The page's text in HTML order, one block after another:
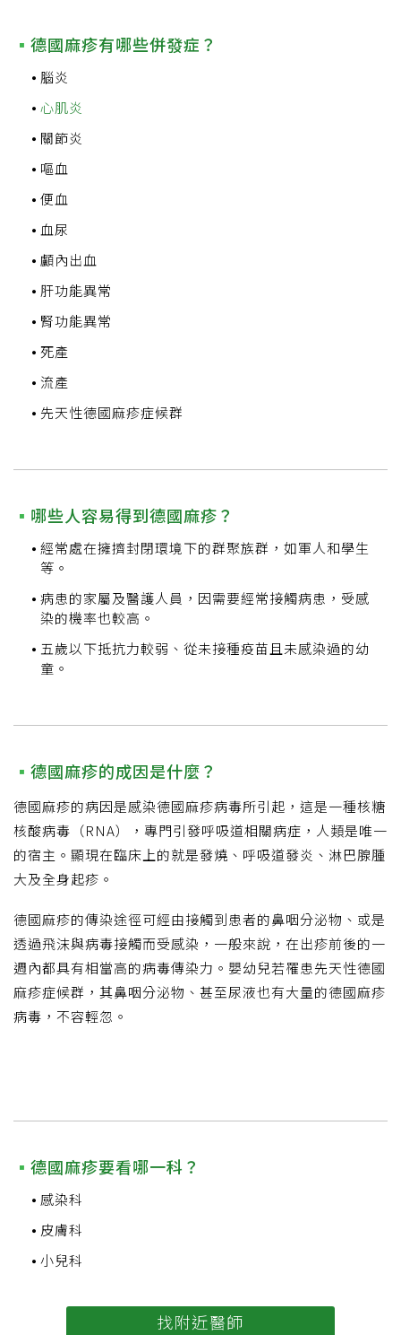
德國麻疹有哪些併發症？
腦炎
心肌炎
關節炎
嘔血
便血
血尿
顱內出血
肝功能異常
腎功能異常
死產
流產
先天性德國麻疹症候群
哪些人容易得到德國麻疹？
經常處在擁擠封閉環境下的群聚族群，如軍人和學生
等。
病患的家屬及醫護人員，因需要經常接觸病患，受感
染的機率也較高。
五歲以下抵抗力較弱、從未接種疫苗且未感染過的幼
童。
德國麻疹的成因是什麼？
德國麻疹的病因是感染德國麻疹病毒所引起，這是一種核糖
核酸病毒（RNA），專門引發呼吸道相關病症，人類是唯一
的宿主。顯現在臨床上的就是發燒、呼吸道發炎、淋巴腺腫
大及全身起疹。
德國麻疹的傳染途徑可經由接觸到患者的鼻咽分泌物、或是
透過飛沫與病毒接觸而受感染，一般來說，在出疹前後的一
週內都具有相當高的病毒傳染力。嬰幼兒若罹患先天性德國
麻疹症候群，其鼻咽分泌物、甚至尿液也有大量的德國麻疹
病毒，不容輕忽。
德國麻疹要看哪一科？
感染科
皮膚科
小兒科
找附近醫師